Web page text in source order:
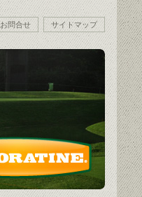
お問合せ サイトマップ